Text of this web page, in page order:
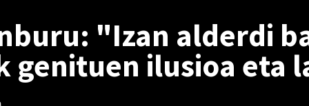
"Izan alderdi
genituen ilusioa eta